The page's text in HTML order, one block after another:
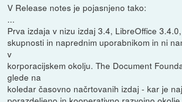
V Release notes je pojasnjeno tako:
...
Prva izdaja v nizu izdaj 3.4, LibreOffice
skupnosti in naprednim uporabnikom in ni
v
korporacijskem okolju. The Document
glede na
koledar časovno načrtovanih izdaj - kar je